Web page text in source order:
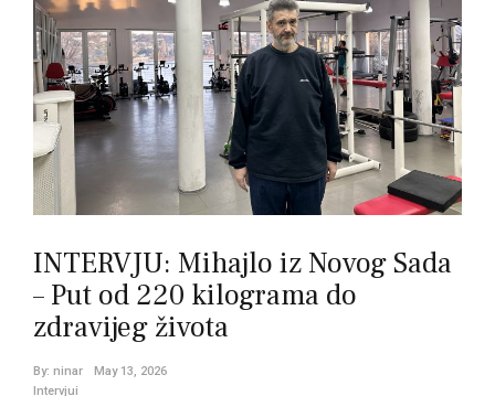
INTERVJU: Mihajlo iz Novog Sada
– Put od 220 kilograma do
zdravijeg života
By: ninar
May 13, 2026
Intervjui